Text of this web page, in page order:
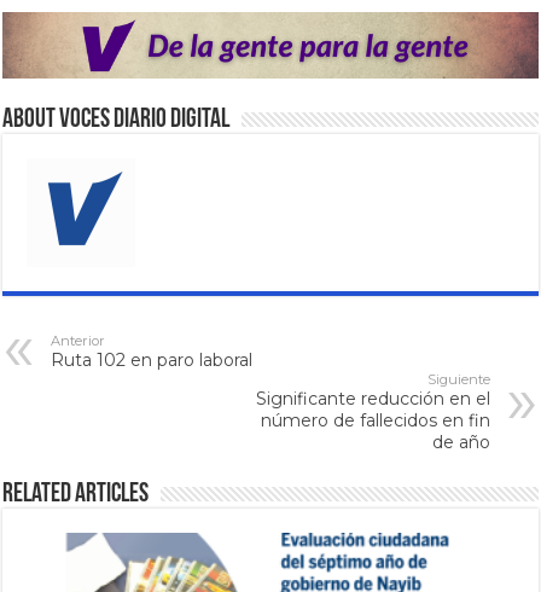
About VOCES Diario digital
Anterior
Ruta 102 en paro laboral
Siguiente
Significante reducción en el
número de fallecidos en fin
de año
Related Articles